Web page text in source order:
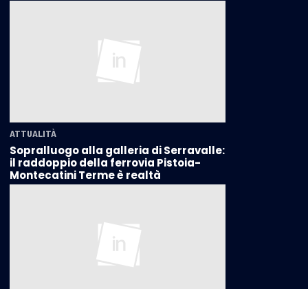
ATTUALITÀ
Sopralluogo alla galleria di Serravalle:
il raddoppio della ferrovia Pistoia-
Montecatini Terme è realtà